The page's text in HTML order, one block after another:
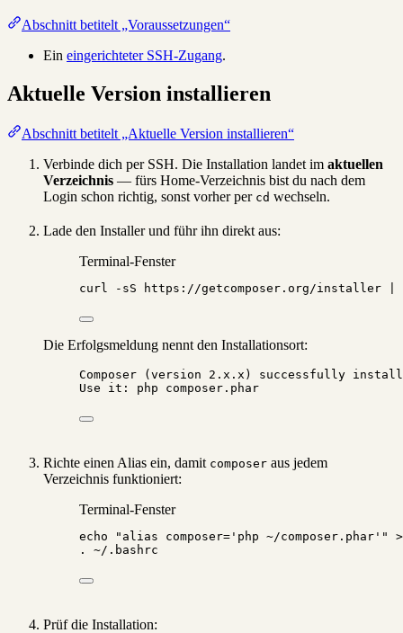
Abschnitt betitelt „Voraussetzungen“
Ein eingerichteter SSH-Zugang.
Aktuelle Version installieren
Abschnitt betitelt „Aktuelle Version installieren“
Verbinde dich per SSH. Die Installation landet im aktuellen
Verzeichnis — fürs Home-Verzeichnis bist du nach dem
Login schon richtig, sonst vorher per cd wechseln.
Lade den Installer und führ ihn direkt aus:
Terminal-Fenster
curl -sS https://getcomposer.org/installer
Die Erfolgsmeldung nennt den Installationsort:
Composer (version 2.x.x) successfully installed
Use it: php composer.phar
Richte einen Alias ein, damit composer aus jedem
Verzeichnis funktioniert:
Terminal-Fenster
echo " alias composer='php ~/composer.phar' "
.
~/.bashrc
Prüf die Installation: